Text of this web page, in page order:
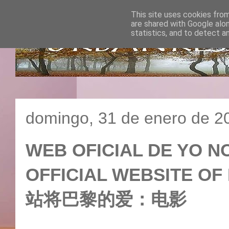
domingo, 31 de enero de
WEB OFICIAL DE YO
OFFICIAL WEBSITE
站将巴黎的爱：电影
This site uses cookies
are shared with Google
statistics, and to detect